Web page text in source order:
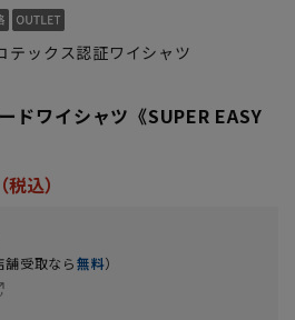
テックス認証ワイシャツ
ドワイシャツ《SUPER EASY
舗受取なら無料）